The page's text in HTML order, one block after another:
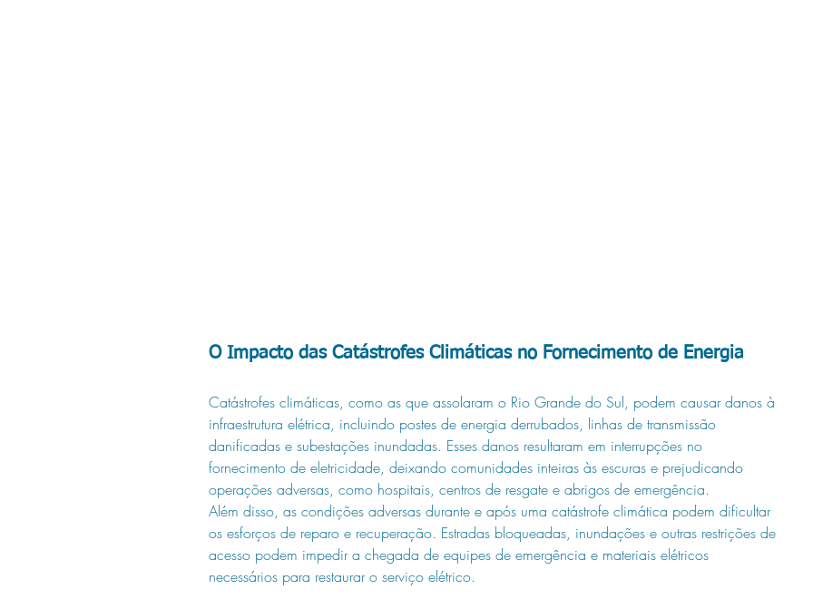
O Impacto das Catástrofes Climáticas no Fornecimento de Energia
Catástrofes climáticas, como as que assolaram o Rio Grande do Sul, podem causar danos à
infraestrutura elétrica, incluindo postes de energia derrubados, linhas de transmissão
danificadas e subestações inundadas. Esses danos resultaram em interrupções no
fornecimento de eletricidade, deixando comunidades inteiras às escuras e prejudicando
operações adversas, como hospitais, centros de resgate e abrigos de emergência.
Além disso, as condições adversas durante e após uma catástrofe climática podem dificultar
os esforços de reparo e recuperação. Estradas bloqueadas, inundações e outras restrições de
acesso podem impedir a chegada de equipes de emergência e materiais elétricos
necessários para restaurar o serviço elétrico.